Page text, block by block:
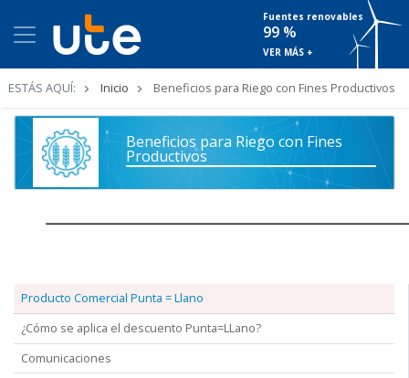
Fuentes renovables
99 %
VER MÁS +
ESTÁS AQUÍ: Inicio Beneficios para Riego con Fines Productivos
Beneficios para Riego con Fines
Productivos
Producto Comercial Punta = Llano
¿Cómo se aplica el descuento Punta=LLano?
Comunicaciones